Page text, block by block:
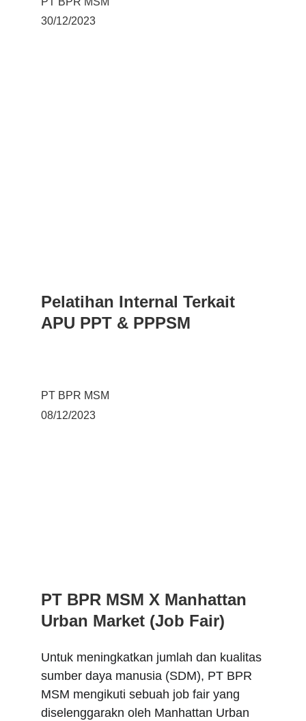
30/12/2023
Pelatihan Internal Terkait
APU PPT & PPPSM
PT BPR MSM
08/12/2023
PT BPR MSM X Manhattan
Urban Market (Job Fair)
Untuk meningkatkan jumlah dan kualitas
sumber daya manusia (SDM), PT BPR
MSM mengikuti sebuah job fair yang
diselenggarakn oleh Manhattan Urban